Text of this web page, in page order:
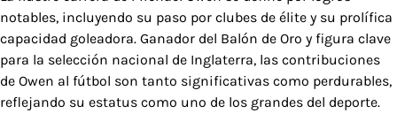
notables, incluyendo su paso por clubes de élite y su prolífica
capacidad goleadora. Ganador del Balón de Oro y figura clave
para la selección nacional de Inglaterra, las contribuciones
de Owen al fútbol son tanto significativas como perdurables,
reflejando su estatus como uno de los grandes del deporte.